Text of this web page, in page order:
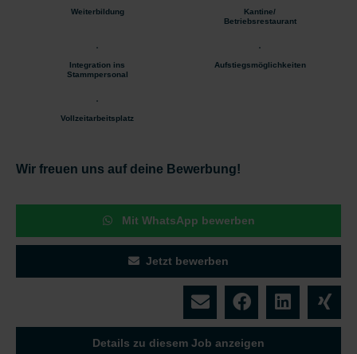
Weiterbildung
Kantine/
Betriebsrestaurant
Integration ins
Stammpersonal
Aufstiegsmöglichkeiten
Vollzeitarbeitsplatz
Wir freuen uns auf deine Bewerbung!
Mit WhatsApp bewerben
Jetzt bewerben
Details zu diesem Job anzeigen